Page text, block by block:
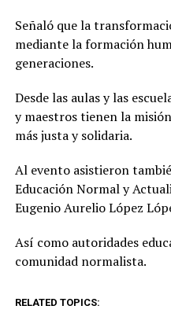
Señaló que la
mediante la formación
generaciones.
Desde las aulas y las
y maestros tienen la
más justa y solidaria.
Al evento asistieron
Educación Normal y
Eugenio Aurelio López
Así como autoridades
comunidad normalista.
RELATED TOPICS: